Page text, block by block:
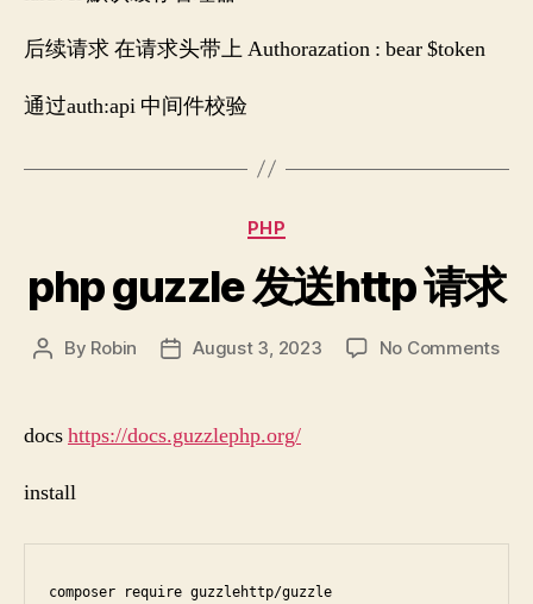
后续请求 在请求头带上 Authorazation : bear $token
通过auth:api 中间件校验
Categories
PHP
php guzzle 发送http 请求
Post
By Robin
PostAugust 3, 2023 No Commentson
docshttps://docs.guzzlephp.org/
install